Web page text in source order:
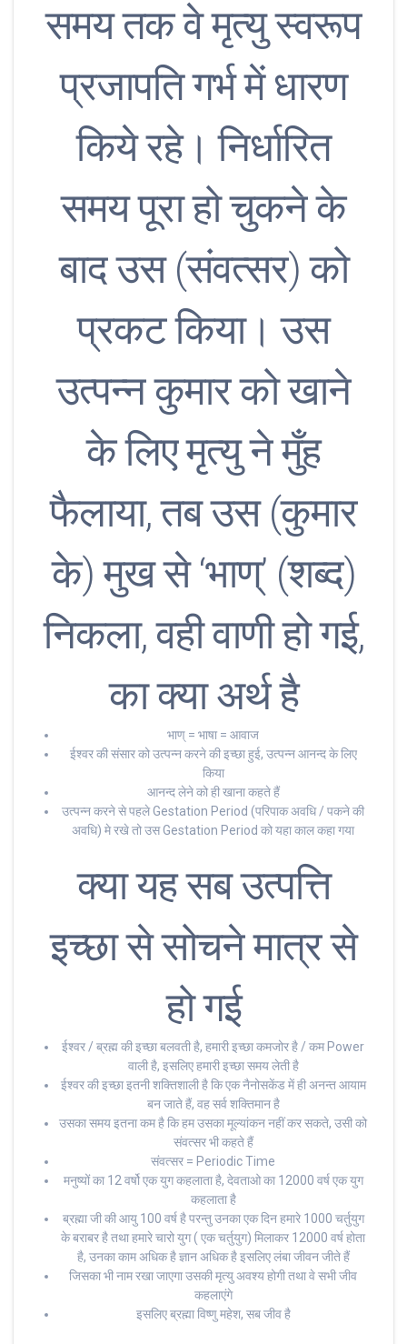
समय तक वे मृत्यु स्वरूप
प्रजापति गर्भ में धारण
किये रहे। निर्धारित
समय पूरा हो चुकने के
बाद उस (संवत्सर) को
प्रकट किया। उस
उत्पन्न कुमार को खाने
के लिए मृत्यु ने मुँह
फैलाया, तब उस (कुमार
के) मुख से ‘भाण्’ (शब्द)
निकला, वही वाणी हो गई,
का क्या अर्थ है
भाण् = भाषा = आवाज
ईश्वर की संसार को उत्पन्न करने की इच्छा हुई, उत्पन्न आनन्द के लिए
किया
आनन्द लेने को ही खाना कहते हैं
उत्पन्न करने से पहले Gestation Period (परिपाक अवधि / पकने की
अवधि) मे रखे तो उस Gestation Period को यहा काल कहा गया
क्या यह सब उत्पत्ति
इच्छा से सोचने मात्र से
हो गई
ईश्वर / ब्रह्म की इच्छा बलवती है, हमारी इच्छा कमजोर है / कम Power
वाली है, इसलिए हमारी इच्छा समय लेती है
ईश्वर की इच्छा इतनी शक्तिशाली है कि एक नैनोसकेंड में ही अनन्त आयाम
बन जाते हैं, वह सर्व शक्तिमान है
उसका समय इतना कम है कि हम उसका मूल्यांकन नहीं कर सकते, उसी को
संवत्सर भी कहते हैं
संवत्सर = Periodic Time
मनुष्यों का 12 वर्षो एक युग कहलाता है, देवताओ का 12000 वर्ष एक युग
कहलाता है
ब्रह्मा जी की आयु 100 वर्ष है परन्तु उनका एक दिन हमारे 1000 चर्तुयुग
के बराबर है तथा हमारे चारो युग ( एक चर्तुयुग) मिलाकर 12000 वर्ष होता
है, उनका काम अधिक है ज्ञान अधिक है इसलिए लंबा जीवन जीते हैं
जिसका भी नाम रखा जाएगा उसकी मृत्यु अवश्य होगी तथा वे सभी जीव
कहलाएंगे
इसलिए ब्रह्मा विष्णु महेश, सब जीव है